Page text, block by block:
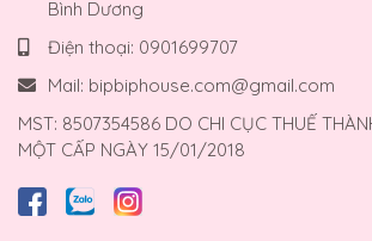
Bình Dương
Điện thoại: 0901699707
Mail: bipbiphouse.com@gmail.com
MST: 8507354586 DO CHI CỤC THUẾ
MỘT CẤP NGÀY 15/01/2018